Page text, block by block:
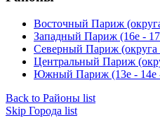
Восточный Париж
Западный Париж (16e -
Северный Париж (округа
Центральный Париж
Южный Париж (13e - 14e
Back to Районы list
Skip Города list